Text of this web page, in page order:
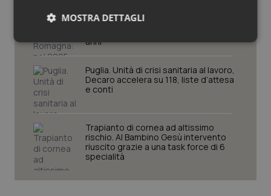
Ulcera & Reflusso
Vaccini
Cresce la ricerca in Emilia-Romagna:
nel 2025 condotti 1.530 studi, il
anni
Puglia. Unità di crisi sanitaria al lavoro,
Decaro accelera su 118, liste d’attesa
e conti
Trapianto di cornea ad altissimo
rischio. Al Bambino Gesù intervento
riuscito grazie a una task force di 6
specialità
MOSTRA DETTAGLI
Necessari Statistici Marketing
Necessari Statistici Marketing
I cookie necessari contribuiscono a rendere fruibile il
sito web abilitandone funzionalità di base quali la
navigazione sulle pagine e l'accesso alle aree
protette del sito. Il sito web non è in grado di